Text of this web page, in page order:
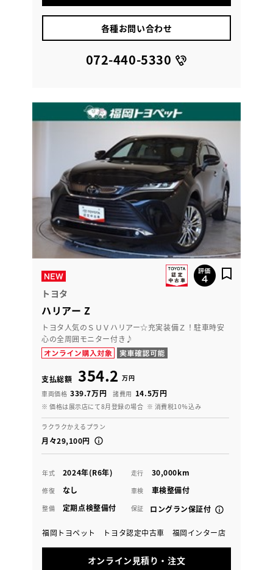
各種お問い合わせ
072-440-5330
トヨタ
ハリアー Z
トヨタ人気のＳＵＶハリアー☆充実装備Ｚ！駐車時安
心の全周囲モニター付き♪
支払総額 354.2 万円
車両価格 339.7万円 諸費用 14.5万円
※ 価格は展示店にて8月登録の場合 ※ 消費税10％込み
ラクラクかえるプラン
月々29,100円
年式 2024年(R6年) 走行 30,000km
修復 なし 車検 車検整備付
整備 定期点検整備付 保証 ロングラン保証付
福岡トヨペット トヨタ認定中古車 福岡インター店
オンライン見積り・注文